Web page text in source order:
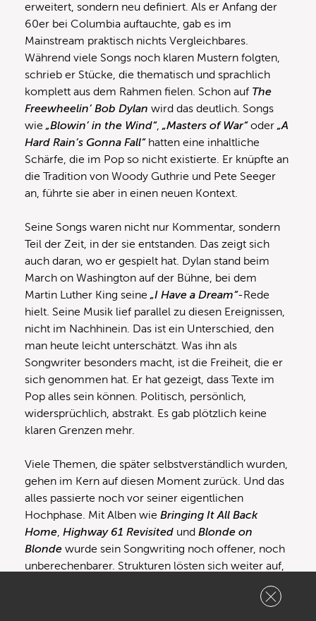
erweitert, sondern neu definiert. Als er Anfang der
60er bei Columbia auftauchte, gab es im
Mainstream praktisch nichts Vergleichbares.
Während viele Songs noch klaren Mustern folgten,
schrieb er Stücke, die thematisch und sprachlich
komplett aus dem Rahmen fielen. Schon auf The
Freewheelin’ Bob Dylan wird das deutlich. Songs
wie „Blowin’ in the Wind“, „Masters of War“oder „A
Hard Rain’s Gonna Fall“hatten eine inhaltliche
Schärfe, die im Pop so nicht existierte. Er knüpfte an
die Tradition von Woody Guthrie und Pete Seeger
an, führte sie aber in einen neuen Kontext.
Seine Songs waren nicht nur Kommentar, sondern
Teil der Zeit, in der sie entstanden. Das zeigt sich
auch daran, wo er gespielt hat. Dylan stand beim
March on Washington auf der Bühne, bei dem
Martin Luther King seine „I Have a Dream“-Rede
hielt. Seine Musik lief parallel zu diesen Ereignissen,
nicht im Nachhinein. Das ist ein Unterschied, den
man heute leicht unterschätzt. Was ihn als
Songwriter besonders macht, ist die Freiheit, die er
sich genommen hat. Er hat gezeigt, dass Texte im
Pop alles sein können. Politisch, persönlich,
widersprüchlich, abstrakt. Es gab plötzlich keine
klaren Grenzen mehr.
Viele Themen, die später selbstverständlich wurden,
gehen im Kern auf diesen Moment zurück. Und das
alles passierte noch vor seiner eigentlichen
Hochphase. Mit Alben wie Bringing It All Back
Home, Highway 61 Revisited und Blonde on
Blonde wurde sein Songwriting noch offener, noch
unberechenbarer. Strukturen lösten sich weiter auf,
Texte wurden dichter, oft auch fragmentarischer.